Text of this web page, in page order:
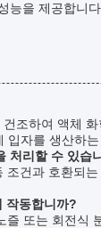
능을 제공합니다.
조하여 액체
자를 생산하
처리할 수 있습
건과 호환되
작동합니까?
또는 회전식